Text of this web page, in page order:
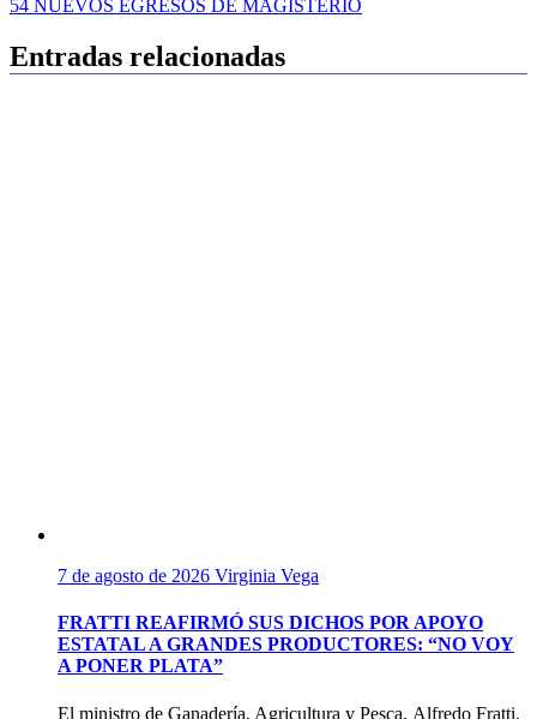
54 NUEVOS EGRESOS DE MAGISTERIO
Entradas relacionadas
7 de agosto de 2026 Virginia Vega
FRATTI REAFIRMÓ SUS DICHOS POR APOYO
ESTATAL A GRANDES PRODUCTORES: “NO VOY
A PONER PLATA”
El ministro de Ganadería, Agricultura y Pesca, Alfredo Fratti,